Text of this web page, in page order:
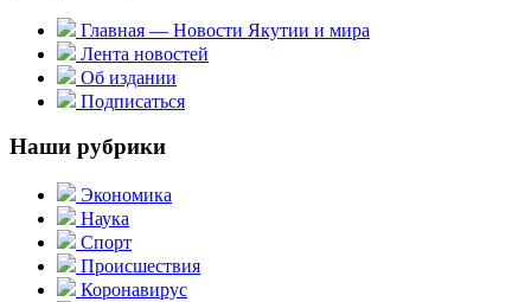
Главная — Новости Якутии и мира
Лента новостей
Об издании
Подписаться
Наши рубрики
Экономика
Наука
Спорт
Происшествия
Коронавирус